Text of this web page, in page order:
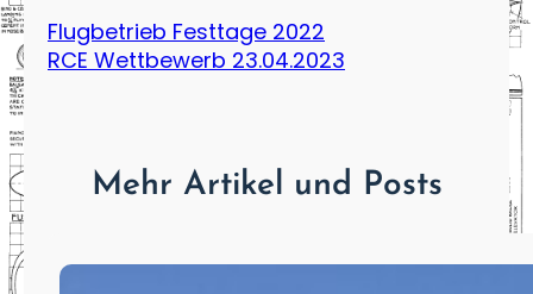
Flugbetrieb Festtage 2022
RCE Wettbewerb 23.04.2023
Mehr Artikel und Posts